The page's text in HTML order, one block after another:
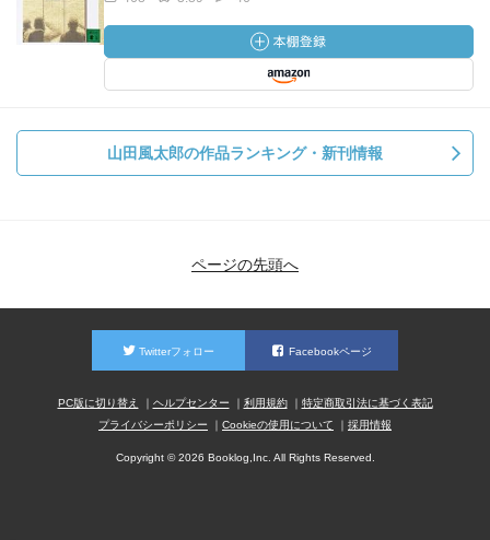
山田風太郎の作品ランキング・新刊情報
ページの先頭へ
Twitterフォロー Facebookページ
PC版に切り替え ヘルプセンター 利用規約
特定商取引法に基づく表記
プライバシーポリシー
Cookieの使用について 採用情報
Copyright © 2026 Booklog,Inc. All Rights Reserved.